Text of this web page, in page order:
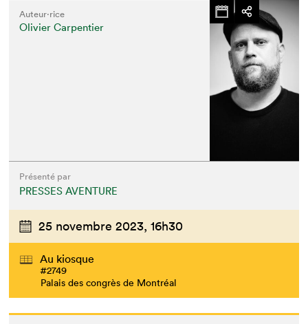
Auteur·rice
Olivier Carpentier
Présenté par
PRESSES AVENTURE
25 novembre 2023, 16h30
Au kiosque
#2749
Palais des congrès de Montréal